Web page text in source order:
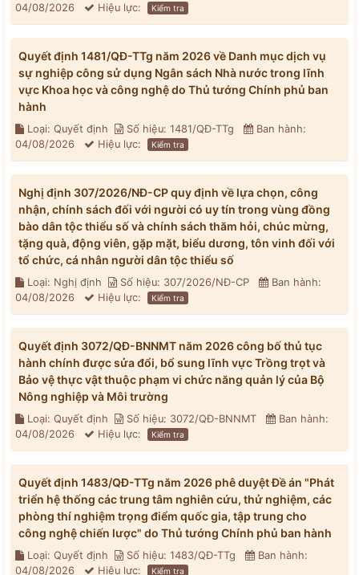
04/08/2026
Hiệu lực: Kiểm tra
Quyết định 1481/QĐ-TTg năm 2026 về Danh mục dịch vụ
sự nghiệp công sử dụng Ngân sách Nhà nước trong lĩnh
vực Khoa học và công nghệ do Thủ tướng Chính phủ ban
hành
Loại: Quyết định Số hiệu: 1481/QĐ-TTg
Ban hành:
04/08/2026
Hiệu lực: Kiểm tra
Nghị định 307/2026/NĐ-CP quy định về lựa chọn, công
nhận, chính sách đối với người có uy tín trong vùng đồng
bào dân tộc thiểu số và chính sách thăm hỏi, chúc mừng,
tặng quà, động viên, gặp mặt, biểu dương, tôn vinh đối với
tổ chức, cá nhân người dân tộc thiểu số
Loại: Nghị định Số hiệu: 307/2026/NĐ-CP
Ban hành:
04/08/2026
Hiệu lực: Kiểm tra
Quyết định 3072/QĐ-BNNMT năm 2026 công bố thủ tục
hành chính được sửa đổi, bổ sung lĩnh vực Trồng trọt và
Bảo vệ thực vật thuộc phạm vi chức năng quản lý của Bộ
Nông nghiệp và Môi trường
Loại: Quyết định Số hiệu: 3072/QĐ-BNNMT
Ban hành:
04/08/2026
Hiệu lực: Kiểm tra
Quyết định 1483/QĐ-TTg năm 2026 phê duyệt Đề án "Phát
triển hệ thống các trung tâm nghiên cứu, thử nghiệm, các
phòng thí nghiệm trọng điểm quốc gia, tập trung cho
công nghệ chiến lược" do Thủ tướng Chính phủ ban hành
Loại: Quyết định Số hiệu: 1483/QĐ-TTg
Ban hành:
04/08/2026
Hiệu lực: Kiểm tra